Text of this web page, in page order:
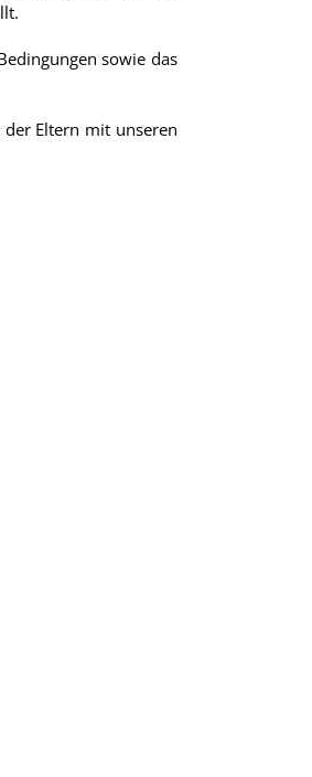
sowie das
Eltern mit unseren